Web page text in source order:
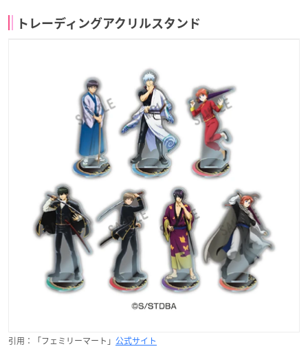
トレーディングアクリルスタンド
引用：「フェミリーマート」 公式サイト